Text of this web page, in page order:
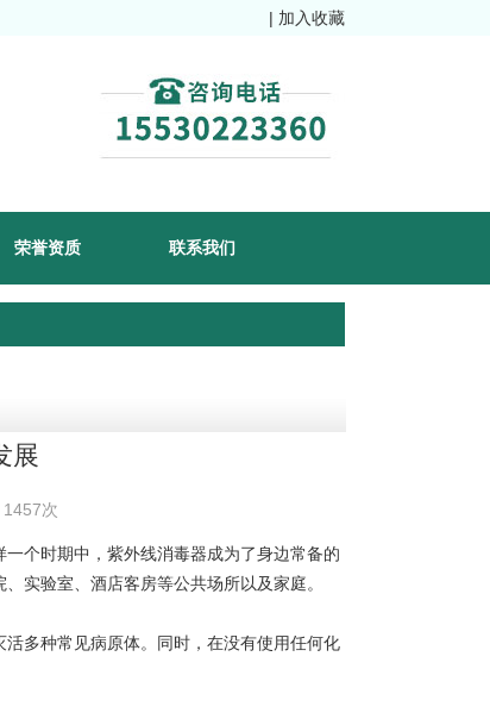
| 加入收藏
荣誉资质 联系我们
展
次
个时期中，紫外线消毒器成为了身边常备的
实验室、酒店客房等公共场所以及家庭。
多种常见病原体。同时，在没有使用任何化